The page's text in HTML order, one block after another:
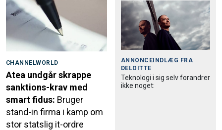
CHANNELWORLD
Atea undgår skrappe
sanktions-krav med
smart fidus: Bruger
stand-in firma i kamp om
stor statslig it-ordre
ANNONCEINDLÆG FRA
DELOITTE
Teknologi i sig selv forandrer
ikke noget: